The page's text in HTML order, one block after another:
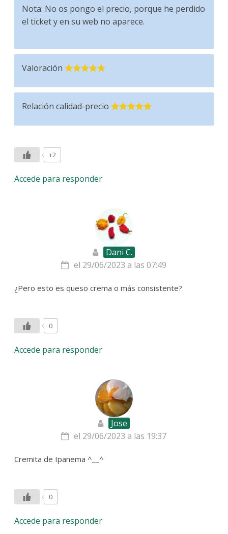
Nota: No os pongo el precio, porque he perdido
el ticket y en su web no aparece.
Valoración
Relación calidad-precio
+2
Accede para responder
Dani C.
el 29/06/2023 a las 07:49
¿Pero esto es queso crema o más consistente?
0
Accede para responder
Jose
el 29/06/2023 a las 19:37
Cremita de Ipanema ^__^
0
Accede para responder